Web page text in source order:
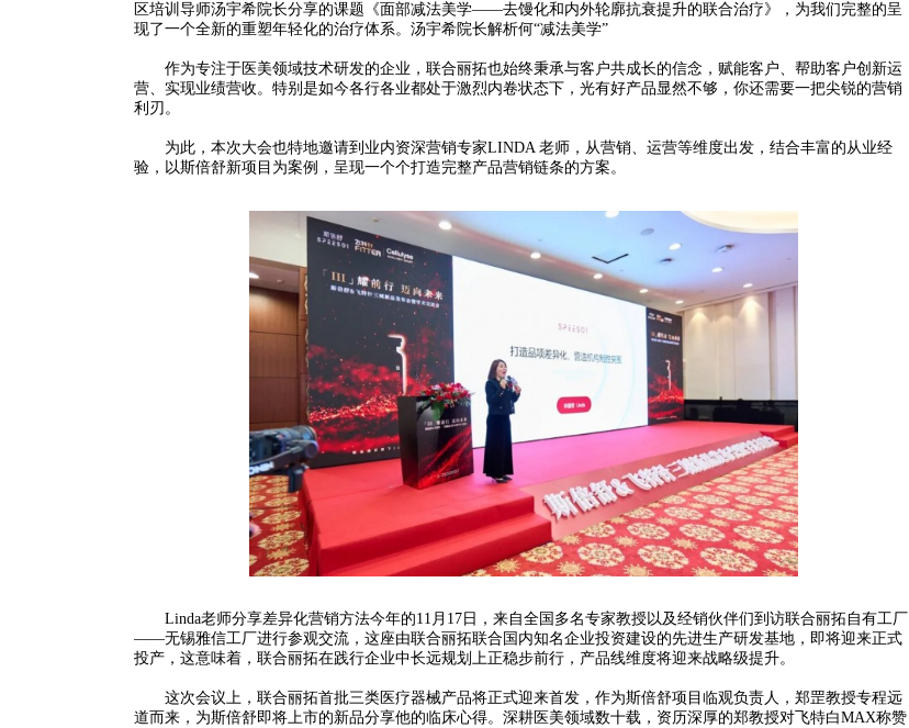
区培训导师汤宇希院长分享的课题《面部减法美学——去馒化和内外轮廓抗衰提升的联合治疗》，为我们完整的呈
现了一个全新的重塑年轻化的治疗体系。汤宇希院长解析何“减法美学”
作为专注于医美领域技术研发的企业，联合丽拓也始终秉承与客户共成长的信念，赋能客户、帮助客户创新运
营、实现业绩营收。特别是如今各行各业都处于激烈内卷状态下，光有好产品显然不够，你还需要一把尖锐的营销
利刃。
为此，本次大会也特地邀请到业内资深营销专家LINDA 老师，从营销、运营等维度出发，结合丰富的从业经
验，以斯倍舒新项目为案例，呈现一个个打造完整产品营销链条的方案。
Linda老师分享差异化营销方法今年的11月17日，来自全国多名专家教授以及经销伙伴们到访联合丽拓自有工厂
——无锡雅信工厂进行参观交流，这座由联合丽拓联合国内知名企业投资建设的先进生产研发基地，即将迎来正式
投产，这意味着，联合丽拓在践行企业中长远规划上正稳步前行，产品线维度将迎来战略级提升。
这次会议上，联合丽拓首批三类医疗器械产品将正式迎来首发，作为斯倍舒项目临观负责人，郑罡教授专程远
道而来，为斯倍舒即将上市的新品分享他的临床心得。深耕医美领域数十载，资历深厚的郑教授对飞特白MAX称赞